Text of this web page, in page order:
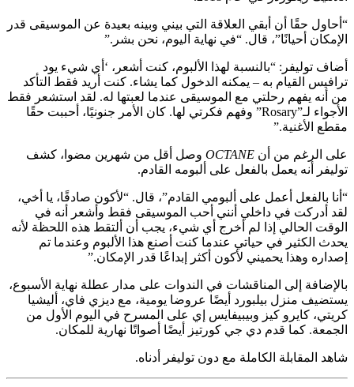
“أحاول حقًا أن أبقي العلاقة التي بيني وبينه بعيدة عن الموسيقى قدر
الإمكان أحيانًا”، قال. “في نهاية اليوم، نحن بشر.”
أضاف توليفر: “بالنسبة لهذا الألبوم، كنت أشعر، ‘أي شيء يود
ترافيس القيام به – يمكنه الدخول كما يشاء. كنت أريد فقط التأكد
من أنه يفهم رحلتي مع الموسيقى عندما لعبتها له. لقد استشعر فقط
الأجواء لـ”Rosary” وفهم فكرتي لها. كان الأمر جنونيًا، أحببت حقًا
مقطع الأغنية.”
على الرغم من أن OCTANE وصل أقل من شهرين مضوا، كشف
توليفر أنه يعمل بالفعل على ألبومه القادم.
“أنا بالفعل أعمل على ألبومي القادم”، قال. “لأكون صادقًا، يا أخي،
لقد أدركت في داخلي أنني أحب الموسيقى فقط وأشعر أنه في
الوقت الحالي إذا لم أخرج أي شيء، يجب أن ألتقط هذه اللحظة لأنه
يحدث الكثير في حياتي عندما كنت أصنع هذا الألبوم وعندما تم
إصداره وهذا يحميني لأكون أكثر إبداعًا قدر الإمكان.”
بالإضافة إلى المناقشات في الندوات على مدار عطلة نهاية الأسبوع،
يستضيف منزل بيلبورد أيضًا عروضا يومية، مع ديزي فاي، أليشيا
كريتي، كايرو كيز وبيبيفايس إي على المسرح في اليوم الأول من
الجمعة. كما قدم دي جي كورتيز أيضًا أصواتًا نهارية للمكان.
شاهد المقابلة الكاملة مع دون توليفر أدناه.